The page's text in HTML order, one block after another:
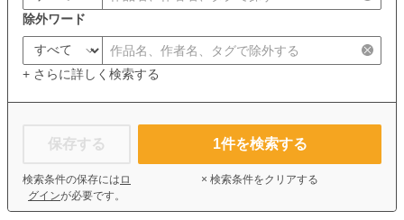
除外ワード
+ さらに詳しく検索する
保存する
検索条件の保存には ロ
グインが必要です。
1件を検索する
× 検索条件をクリアする